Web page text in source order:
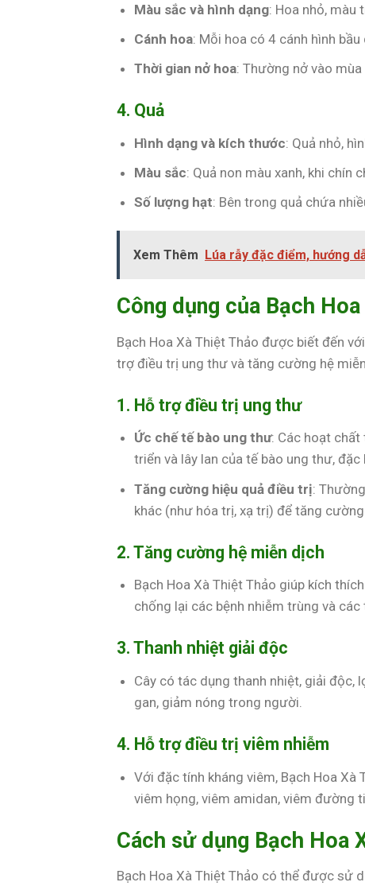
Màu sắc và hình dạng: Hoa nhỏ, màu
Cánh hoa: Mỗi hoa có 4 cánh hình bầu
Thời gian nở hoa: Thường nở vào mùa
4. Quả
Hình dạng và kích thước: Quả nhỏ,
Màu sắc: Quả non màu xanh, khi chín
Số lượng hạt: Bên trong quả chứa
Xem Thêm Lúa rẫy đặc điểm, hướng
Công dụng của Bạch
Bạch Hoa Xà Thiệt Thảo được biết đến
trợ điều trị ung thư và tăng cường hệ
1. Hỗ trợ điều trị ung thư
Ức chế tế bào ung thư: Các hoạt chất
triển và lây lan của tế bào ung thư,
Tăng cường hiệu quả điều trị:
khác (như hóa trị, xạ trị) để tăng
2. Tăng cường hệ miễn dịch
Bạch Hoa Xà Thiệt Thảo giúp kích
chống lại các bệnh nhiễm trùng và các
3. Thanh nhiệt giải độc
Cây có tác dụng thanh nhiệt, giải độc,
gan, giảm nóng trong người.
4. Hỗ trợ điều trị viêm nhiễm
Với đặc tính kháng viêm, Bạch Hoa
viêm họng, viêm amidan, viêm đường
Cách sử dụng Bạch Hoa
Bạch Hoa Xà Thiệt Thảo có thể được sử